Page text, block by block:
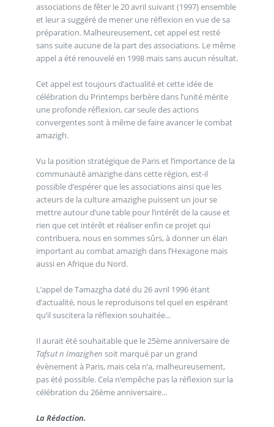
associations de fêter le 20 avril suivant (1997) ensemble
et leur a suggéré de mener une réflexion en vue de sa
préparation. Malheureusement, cet appel est resté
sans suite aucune de la part des associations. Le même
appel a été renouvelé en 1998 mais sans aucun résultat.
Cet appel est toujours d’actualité et cette idée de
célébration du Printemps berbère dans l’unité mérite
une profonde réflexion, car seule des actions
convergentes sont à même de faire avancer le combat
amazigh.
Vu la position stratégique de Paris et l’importance de la
communauté amazighe dans cette région, est-il
possible d’espérer que les associations ainsi que les
acteurs de la culture amazighe puissent un jour se
mettre autour d’une table pour l’intérêt de la cause et
rien que cet intérêt et réaliser enfin ce projet qui
contribuera, nous en sommes sûrs, à donner un élan
important au combat amazigh dans l’Hexagone mais
aussi en Afrique du Nord.
L’appel de Tamazgha daté du 26 avril 1996 étant
d’actualité, nous le reproduisons tel quel en espérant
qu’il suscitera la réflexion souhaitée...
Il aurait été souhaitable que le 25ème anniversaire de
Tafsut n Imazighen soit marqué par un grand
évènement à Paris, mais cela n’a, malheureusement,
pas été possible. Cela n’empêche pas la réflexion sur la
célébration du 26ème anniversaire...
La Rédaction.